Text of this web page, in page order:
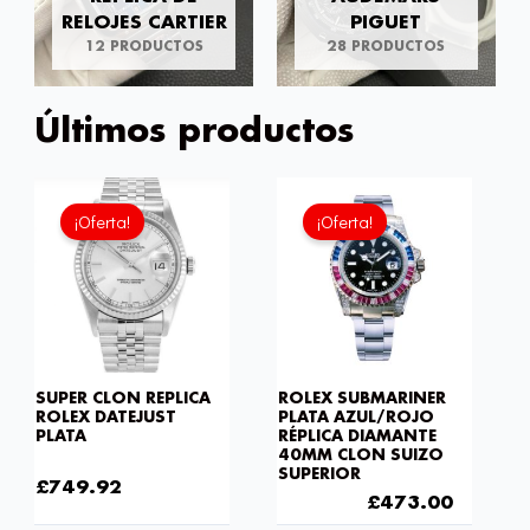
RELOJES CARTIER
12 PRODUCTOS
PIGUET
28 PRODUCTOS
Últimos productos
¡Oferta!
SUPER CLON REPLICA
ROLEX DATEJUST
PLATA
El
precio
original
era:
£1,032.00.
£749.92
El
precio
actual
es:
£749.92.
¡Oferta!
ROLEX SUBMARINER
PLATA AZUL/ROJO
RÉPLICA DIAMANTE
40MM CLON SUIZO
SUPERIOR
precio
original
era:
£688.00.
£473.00